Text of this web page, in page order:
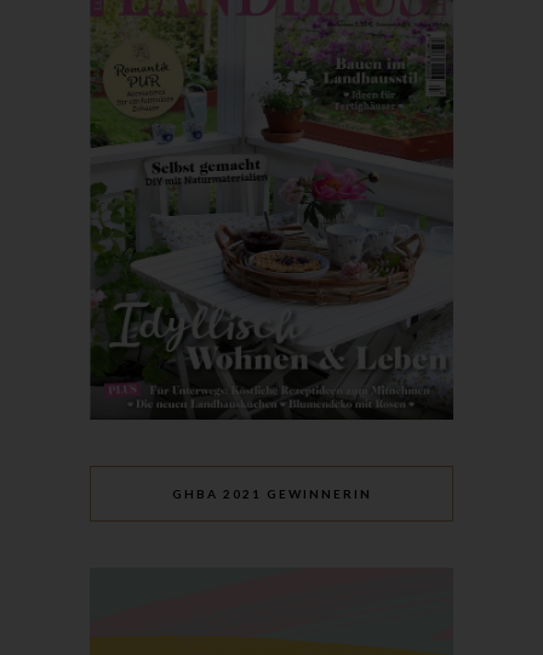
GHBA 2021 GEWINNERIN
Verarbeitung durch das Unionsrecht oder das Recht der
Mitgliedstaaten vorgegeben, so kann der Verantwortliche
beziehungsweise können die bestimmten Kriterien seiner
Benennung nach dem Unionsrecht oder dem Recht der
Mitgliedstaaten vorgesehen werden.
h) Auftragsverarbeiter
Auftragsverarbeiter ist eine natürliche oder juristische Person,
Behörde, Einrichtung oder andere Stelle, die personenbezogene
Daten im Auftrag des Verantwortlichen verarbeitet.
i) Empfänger
Empfänger ist eine natürliche oder juristische Person, Behörde,
Einrichtung oder andere Stelle, der personenbezogene Daten
offengelegt werden, unabhängig davon, ob es sich bei ihr um
einen Dritten handelt oder nicht. Behörden, die im Rahmen
Unionsrecht oder dem Recht der Mitgliedstaaten
möglicherweise personenbezogene Daten erhalten, gelten
jedoch nicht als Empfänger.